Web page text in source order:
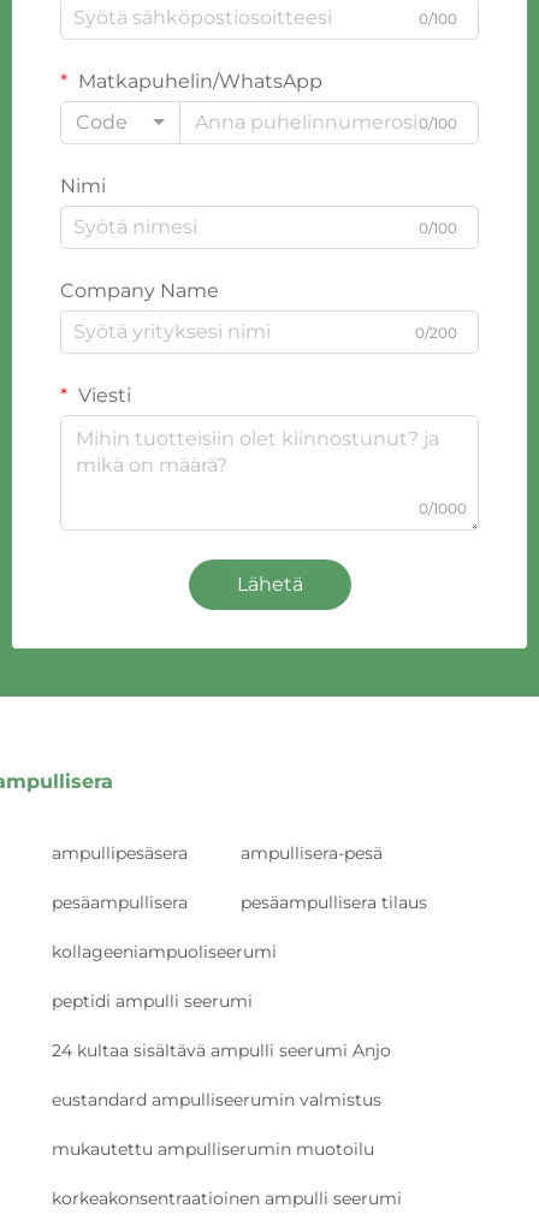
0/100
Matkapuhelin/WhatsApp
Code
0/100
Nimi
0/100
Company Name
0/200
Viesti
0/1000
Lähetä
ampullipesäsera ampullisera-pesä
pesäampullisera pesäampullisera tilaus
kollageeniampuoliseerumi
peptidi ampulli seerumi
24 kultaa sisältävä ampulli seerumi Anjo
eustandard ampulliseerumin valmistus
mukautettu ampulliserumin muotoilu
korkeakonsentraatioinen ampulli seerumi